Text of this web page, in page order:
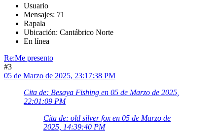
Usuario
Mensajes: 71
Rapala
Ubicación: Cantábrico Norte
En línea
Re:Me presento
#3
05 de Marzo de 2025, 23:17:38 PM
Cita de: Besaya Fishing en 05 de Marzo de 2025,
22:01:09 PM
Cita de: old silver fox en 05 de Marzo de
2025, 14:39:40 PM